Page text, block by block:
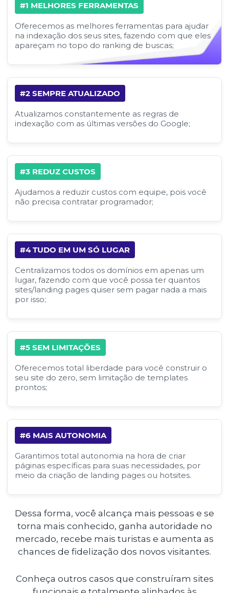
#1 MELHORES FERRAMENTAS
Oferecemos as melhores ferramentas para ajudar
na indexação dos seus sites, fazendo com que eles
apareçam no topo do ranking de buscas;
#2 SEMPRE ATUALIZADO
Atualizamos constantemente as regras de
indexação com as últimas versões do Google;
#3 REDUZ CUSTOS
Ajudamos a reduzir custos com equipe, pois você
não precisa contratar programador;
#4 TUDO EM UM SÓ LUGAR
Centralizamos todos os domínios em apenas um
lugar, fazendo com que você possa ter quantos
sites/landing pages quiser sem pagar nada a mais
por isso;
#5 SEM LIMITAÇÕES
Oferecemos total liberdade para você construir o
seu site do zero, sem limitação de templates
prontos;
#6 MAIS AUTONOMIA
Garantimos total autonomia na hora de criar
páginas específicas para suas necessidades, por
meio da criação de landing pages ou hotsites.
Dessa forma, você alcança mais pessoas e se
torna mais conhecido, ganha autoridade no
mercado, recebe mais turistas e aumenta as
chances de fidelização dos novos visitantes.
Conheça outros casos que construíram sites